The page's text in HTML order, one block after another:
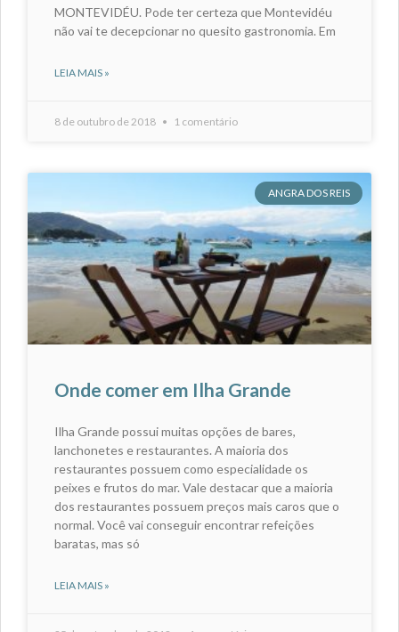
MONTEVIDÉU. Pode ter certeza que Montevidéu
não vai te decepcionar no quesito gastronomia. Em
LEIA MAIS »
8 de outubro de 2018 1 comentário
ANGRA DOS REIS
Onde comer em Ilha Grande
Ilha Grande possui muitas opções de bares,
lanchonetes e restaurantes. A maioria dos
restaurantes possuem como especialidade os
peixes e frutos do mar. Vale destacar que a maioria
dos restaurantes possuem preços mais caros que o
normal. Você vai conseguir encontrar refeições
baratas, mas só
LEIA MAIS »